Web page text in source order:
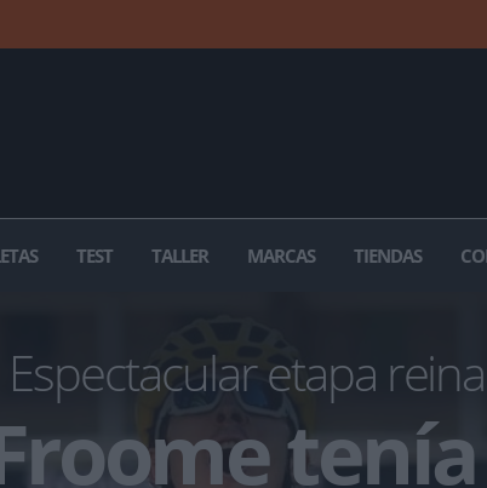
TEST TALLER MARCAS TIENDAS
etapa reina